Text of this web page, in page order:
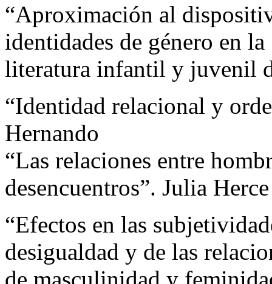
“Aproximación al
identidades de género en la
literatura infantil y juvenil
“Identidad relacional y
Hernando
“Las relaciones entre
desencuentros”. Julia Herce
“Efectos en las
desigualdad y de las
de masculinidad y